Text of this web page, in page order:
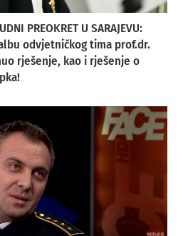
PREOKRET U SARAJEVU:
odvjetničkog tima prof.dr.
rješenje, kao i rješenje o